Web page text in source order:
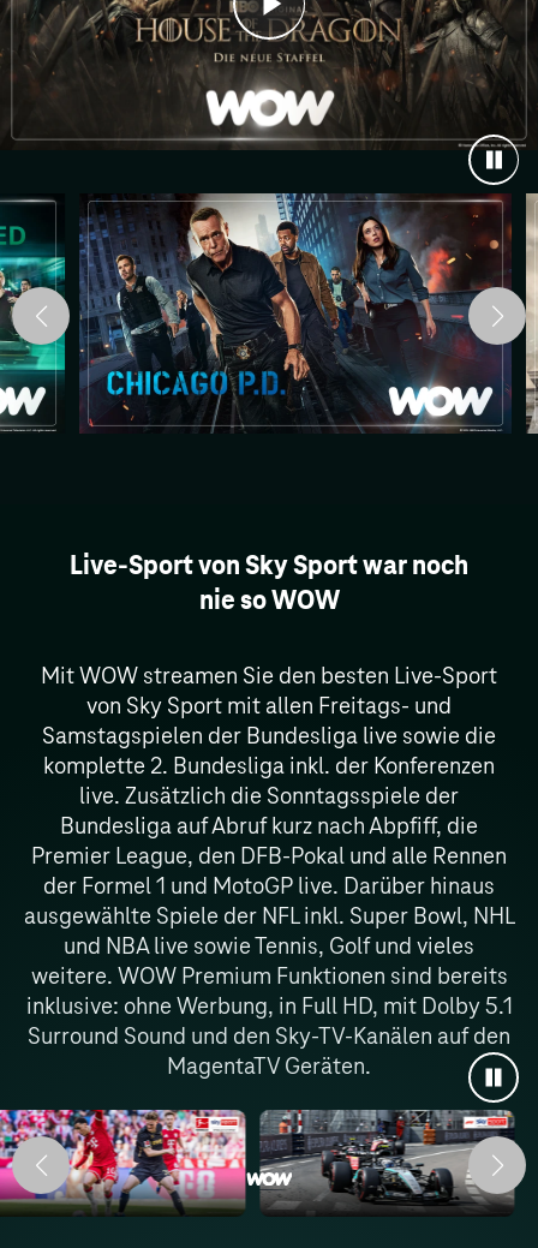
Trailer
abspielen
Live-Sport von Sky Sport war noch
nie so WOW
Mit WOW streamen Sie den besten Live-Sport
von Sky Sport mit allen Freitags- und
Samstagspielen der Bundesliga live sowie die
komplette 2. Bundesliga inkl. der Konferenzen
live. Zusätzlich die Sonntagsspiele der
Bundesliga auf Abruf kurz nach Abpfiff, die
Premier League, den DFB-Pokal und alle Rennen
der Formel 1 und MotoGP live. Darüber hinaus
ausgewählte Spiele der NFL inkl. Super Bowl, NHL
und NBA live sowie Tennis, Golf und vieles
weitere. WOW Premium Funktionen sind bereits
inklusive: ohne Werbung, in Full HD, mit Dolby 5.1
Surround Sound und den Sky-TV-Kanälen auf den
MagentaTV Geräten.